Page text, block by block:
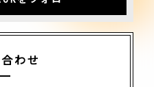
わせ